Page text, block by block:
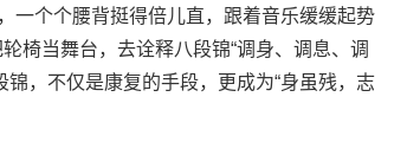
一个个腰背挺得倍儿直，跟着音乐缓缓起势
椅当舞台，去诠释八段锦“调身、调息、调
，不仅是康复的手段，更成为“身虽残，志